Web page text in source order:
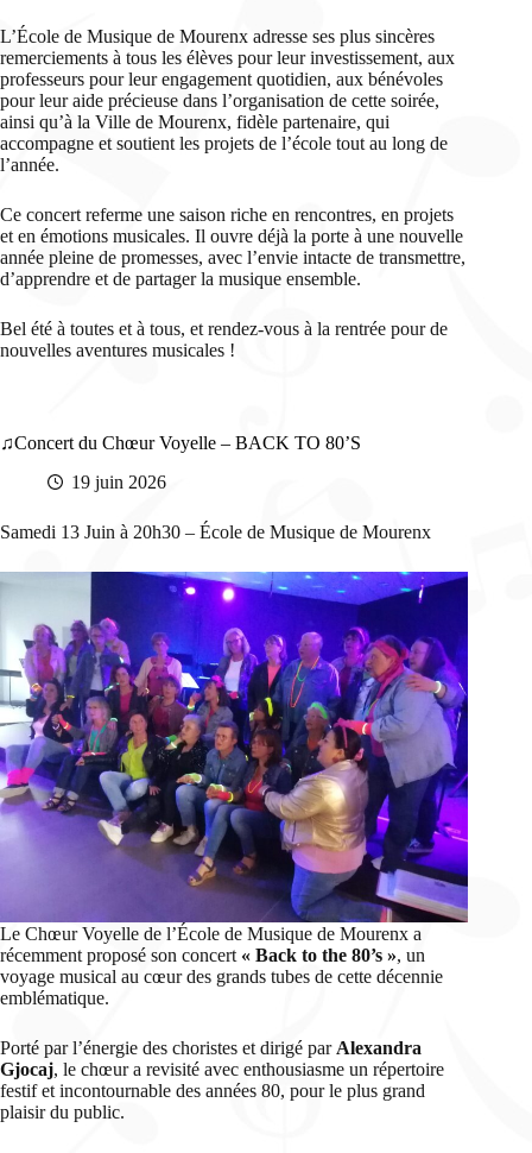
L’École de Musique de Mourenx adresse ses plus sincères
remerciements à tous les élèves pour leur investissement, aux
professeurs pour leur engagement quotidien, aux bénévoles
pour leur aide précieuse dans l’organisation de cette soirée,
ainsi qu’à la Ville de Mourenx, fidèle partenaire, qui
accompagne et soutient les projets de l’école tout au long de
l’année.
Ce concert referme une saison riche en rencontres, en projets
et en émotions musicales. Il ouvre déjà la porte à une nouvelle
année pleine de promesses, avec l’envie intacte de transmettre,
d’apprendre et de partager la musique ensemble.
Bel été à toutes et à tous, et rendez-vous à la rentrée pour de
nouvelles aventures musicales !
Concert du Chœur Voyelle – BACK TO 80’S
19 juin 2026
Samedi 13 Juin à 20h30 – École de Musique de Mourenx
Le Chœur Voyelle de l’École de Musique de Mourenx a
récemment proposé son concert « Back to the 80’s », un
voyage musical au cœur des grands tubes de cette décennie
emblématique.
Porté par l’énergie des choristes et dirigé par Alexandra
Gjocaj, le chœur a revisité avec enthousiasme un répertoire
festif et incontournable des années 80, pour le plus grand
plaisir du public.